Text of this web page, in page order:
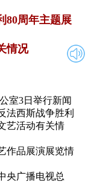
80周年主题展
情况
室3日举行新闻
法西斯战争胜利
艺活动有关情
品展演展览情
广播电视总